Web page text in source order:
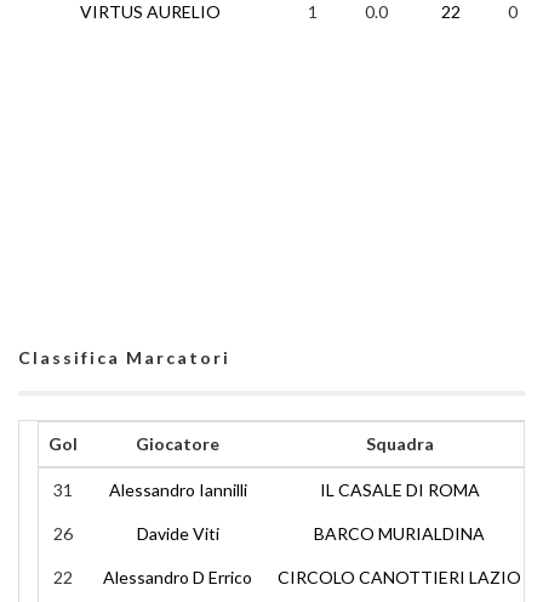
VIRTUS AURELIO 1 0.0 22 0
Classifica Marcatori
Gol Giocatore Squadra
31 Alessandro Iannilli IL CASALE DI ROMA
26 Davide Viti BARCO MURIALDINA
22 Alessandro D Errico CIRCOLO CANOTTIERI LAZIO